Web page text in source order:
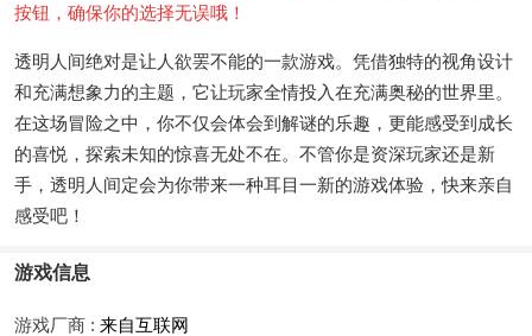
按钮，确保你的选择无误哦！
透明人间绝对是让人欲罢不能的一款游戏。凭借独特的视角设计
和充满想象力的主题，它让玩家全情投入在充满奥秘的世界里。
在这场冒险之中，你不仅会体会到解谜的乐趣，更能感受到成长
的喜悦，探索未知的惊喜无处不在。不管你是资深玩家还是新
手，透明人间定会为你带来一种耳目一新的游戏体验，快来亲自
感受吧！
游戏信息
游戏厂商 : 来自互联网